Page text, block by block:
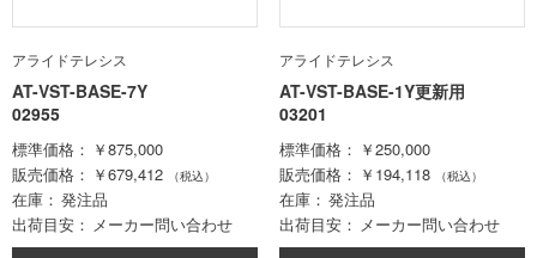
アライドテレシス
AT-VST-BASE-7Y
02955
標準価格
￥875,000
販売価格
￥679,412 （税込）
在庫
発注品
出荷目安
メーカー問い合わせ
アライドテレシス
AT-VST-BASE-1Y更新用
03201
標準価格
￥250,000
販売価格
￥194,118 （税込）
在庫
発注品
出荷目安
メーカー問い合わせ